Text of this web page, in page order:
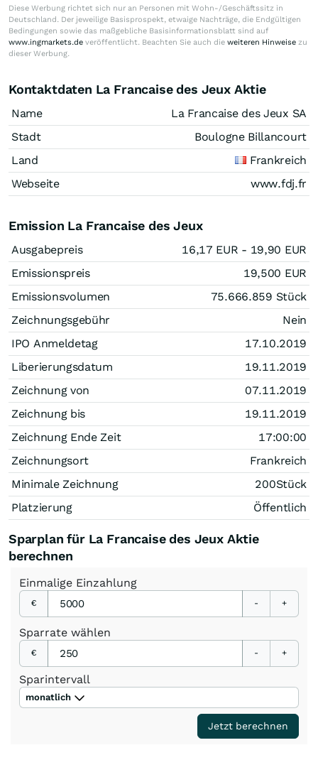
Diese Werbung richtet sich nur an Personen mit Wohn-/Geschäftssitz in
Deutschland. Der jeweilige Basisprospekt, etwaige Nachträge, die Endgültigen
Bedingungen sowie das maßgebliche Basisinformationsblatt sind auf
www.ingmarkets.de veröffentlicht. Beachten Sie auch die weiteren Hinweise zu
dieser Werbung.
Kontaktdaten La Francaise des Jeux Aktie
Name
La Francaise des Jeux SA
Stadt
Boulogne Billancourt
Land
Frankreich
Webseite
www.fdj.fr
Emission La Francaise des Jeux
Ausgabepreis 16,17 EUR - 19,90 EUR
Emissionspreis
19,500 EUR
Emissionsvolumen
75.666.859 Stück
Zeichnungsgebühr
Nein
IPO Anmeldetag
17.10.2019
Liberierungsdatum
19.11.2019
Zeichnung von
07.11.2019
Zeichnung bis
19.11.2019
Zeichnung Ende Zeit
17:00:00
Zeichnungsort
Frankreich
Minimale Zeichnung
200Stück
Platzierung
Öffentlich
Sparplan für La Francaise des Jeux Aktie
berechnen
Einmalige Einzahlung
€ - +
Sparrate wählen
€ - +
Sparintervall
monatlich
Jetzt berechnen